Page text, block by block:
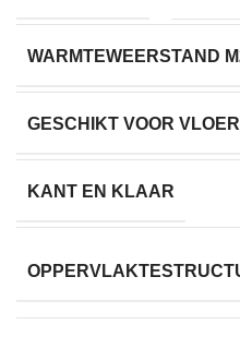
WARMTEWEERSTAND
GESCHIKT VOOR
KANT EN KLAAR